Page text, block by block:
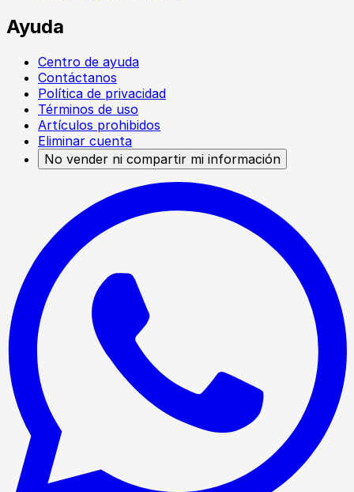
Ayuda
Centro de ayuda
Contáctanos
Política de privacidad
Términos de uso
Artículos prohibidos
Eliminar cuenta
No vender ni compartir mi información